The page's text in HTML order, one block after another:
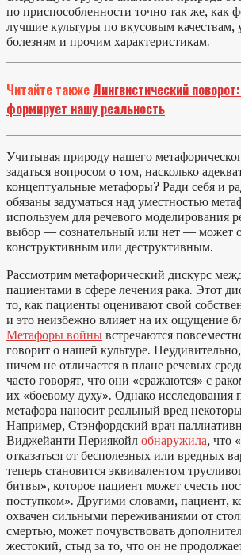
по приспособленности точно так же, как
лучшие культуры по вкусовым качествам,
болезням и прочим характеристикам.
Читайте такжеЛингвистический
формирует нашу реальность
Учитывая природу нашего
задаться вопросом о том, насколько
концептуальные метафоры? Ради себя и
обязаны задуматься над уместностью
используем для речевого моделирования
выбор — сознательный или нет — может
конструктивным или деструктивным.
Рассмотрим метафорический дискурс
пациентами в сфере лечения рака. Этот
то, как пациенты оценивают свой
и это неизбежно влияет на их ощущение
Метафоры войны встречаются
говорит о нашей культуре.
ничем не отличается в плане речевых
часто говорят, что они «сражаются» с
их «боевому духу». Однако исследования
метафора наносит реальный вред
Например, Стэнфордский врач
Виджейанти Периякойл обнаружила, что
отказаться от бесполезных или вредных
теперь становится эквивалентом
битвы», которое пациент может счесть
поступком». Другими словами, пациент,
охвачен сильными переживаниями от
смертью, может почувствовать
жестокий, стыд за то, что он не